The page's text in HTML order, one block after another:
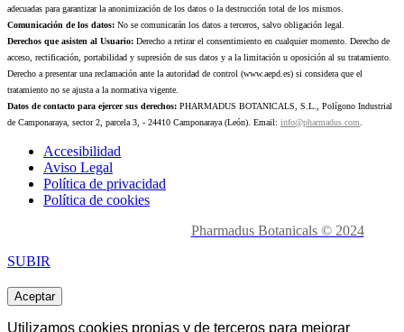
adecuadas para garantizar la anonimización de los datos o la destrucción total de los mismos.
Comunicación de los datos: No se comunicarán los datos a terceros, salvo obligación legal.
Derechos que asisten al Usuario: Derecho a retirar el consentimiento en cualquier momento. Derecho de
acceso, rectificación, portabilidad y supresión de sus datos y a la limitación u oposición al su tratamiento.
Derecho a presentar una reclamación ante la autoridad de control (www.aepd.es) si considera que el
tratamiento no se ajusta a la normativa vigente.
Datos de contacto para ejercer sus derechos: PHARMADUS BOTANICALS, S.L., Polígono Industrial
de Camponaraya, sector 2, parcela 3, - 24410 Camponaraya (León). Email: info@pharmadus.com.
Accesibilidad
Aviso Legal
Política de privacidad
Política de cookies
Pharmadus Botanicals © 2024
SUBIR
Aceptar
Utilizamos cookies propias y de terceros para mejorar